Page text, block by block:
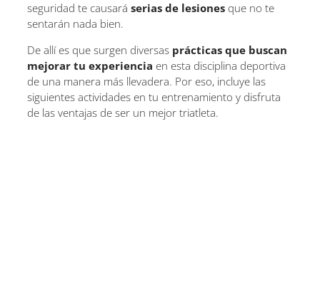
seguridad te causará serias de lesiones que no te
sentarán nada bien.
De allí es que surgen diversas prácticas que buscan
mejorar tu experiencia en esta disciplina deportiva
de una manera más llevadera. Por eso, incluye las
siguientes actividades en tu entrenamiento y disfruta
de las ventajas de ser un mejor triatleta.